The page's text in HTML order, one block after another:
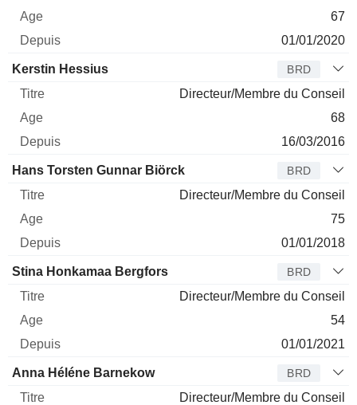
67
01/01/2020
Kerstin Hessius BRD
Directeur/Membre du Conseil
68
16/03/2016
Hans Torsten Gunnar Biörck BRD
Directeur/Membre du Conseil
75
01/01/2018
Stina Honkamaa Bergfors BRD
Directeur/Membre du Conseil
54
01/01/2021
Anna Héléne Barnekow BRD
Directeur/Membre du Conseil